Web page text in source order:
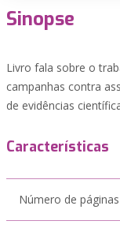
Sinopse
Livro fala sobre o
campanhas contra
de evidências
Características
Número de páginas